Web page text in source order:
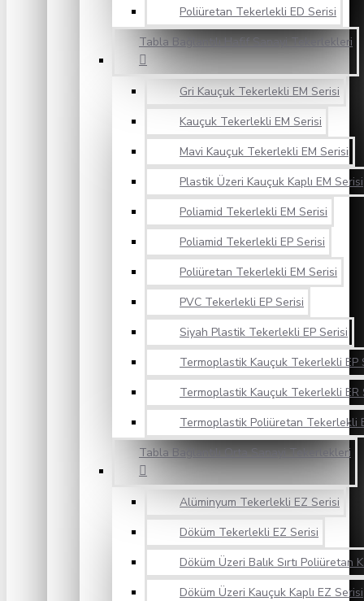
Poliüretan Tekerlekli ED Serisi
Tabla Bağlantılı Hafif Sanayi Tekerlekleri
Gri Kauçuk Tekerlekli EM Serisi
Kauçuk Tekerlekli EM Serisi
Mavi Kauçuk Tekerlekli EM Serisi
Plastik Üzeri Kauçuk Kaplı EM Serisi
Poliamid Tekerlekli EM Serisi
Poliamid Tekerlekli EP Serisi
Poliüretan Tekerlekli EM Serisi
PVC Tekerlekli EP Serisi
Siyah Plastik Tekerlekli EP Serisi
Termoplastik Kauçuk Tekerlekli EP
Termoplastik Kauçuk Tekerlekli ER
Termoplastik Poliüretan Tekerlekli
Tabla Bağlantılı Orta Sanayi Tekerlekleri
Alüminyum Tekerlekli EZ Serisi
Döküm Tekerlekli EZ Serisi
Döküm Üzeri Balık Sırtı Poliüretan
Döküm Üzeri Kauçuk Kaplı EZ Serisi